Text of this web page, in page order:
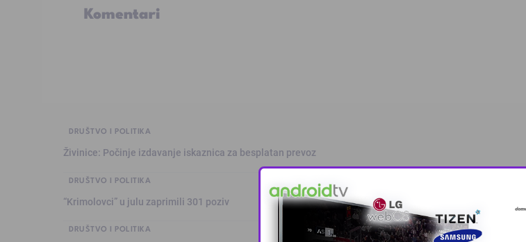
Komentari
DRUŠTVO I POLITIKA
Živinice: Počinje izdavanje iskaznica za besplatan prevoz
DRUŠTVO I POLITIKA
“Krimolovci” u julu zaprimili 301 poziv
DRUŠTVO I POLITIKA